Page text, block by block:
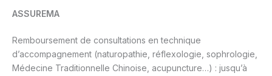
ASSUREMA
Remboursement de consultations en technique
d’accompagnement (naturopathie, réflexologie, sophrologie,
Médecine Traditionnelle Chinoise, acupuncture…) : jusqu’à